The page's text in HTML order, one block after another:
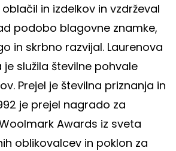
in izdelkov in vzdrževal
podobo blagovne znamke,
in skrbno razvijal. Laurenova
služila številne pohvale
Prejel je številna priznanja in
je prejel nagrado za
Awards iz sveta
oblikovalcev in poklon za